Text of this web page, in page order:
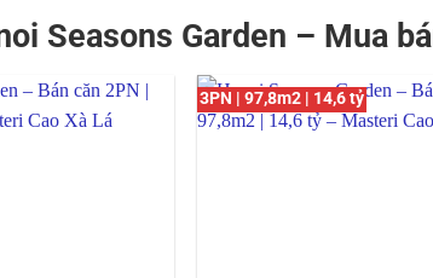
Seasons Garden – Mua
3PN | 97,8m2 | 14,6 tỷ